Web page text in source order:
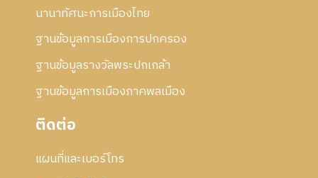
นานาทัศนะการเมืองไทย
ฐานข้อมูลการเมืองการปกครอง
ฐานข้อมูลรางวัลพระปกเกล้า
ฐานข้อมูลการเมืองภาคพลเมือง
ติดต่อ
แผนที่และเบอร์โทร